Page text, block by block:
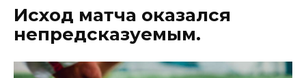
Исход матча оказался
непредсказуемым.